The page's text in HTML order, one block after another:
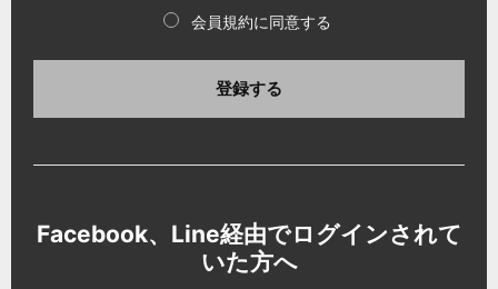
会員規約に同意する
登録する
Facebook、Line経由でログインされて
いた方へ